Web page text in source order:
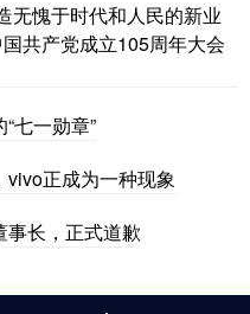
无愧于时代和人民的新业
共产党成立105周年大会
七一勋章”
vivo正成为一种现象
事长，正式道歉